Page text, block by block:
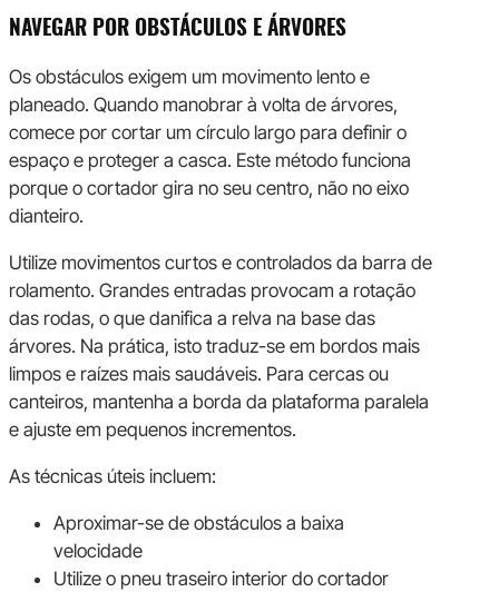
NAVEGAR POR OBSTÁCULOS E ÁRVORES
Os obstáculos exigem um movimento lento e
planeado. Quando manobrar à volta de árvores,
comece por cortar um círculo largo para definir o
espaço e proteger a casca. Este método funciona
porque o cortador gira no seu centro, não no eixo
dianteiro.
Utilize movimentos curtos e controlados da barra de
rolamento. Grandes entradas provocam a rotação
das rodas, o que danifica a relva na base das
árvores. Na prática, isto traduz-se em bordos mais
limpos e raízes mais saudáveis. Para cercas ou
canteiros, mantenha a borda da plataforma paralela
e ajuste em pequenos incrementos.
As técnicas úteis incluem:
Aproximar-se de obstáculos a baixa
velocidade
Utilize o pneu traseiro interior do cortador